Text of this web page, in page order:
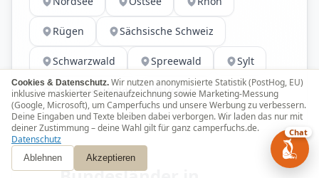
Rügen Sächsische Schweiz
Schwarzwald Spreewald Sylt
Thüringer Wald Usedom
BUNDESLÄNDER
Cookies & Datenschutz. Wir nutzen anonymisierte Statistik (PostHog, EU)
inklusive maskierter Seitenaufzeichnung sowie Marketing-Messung
(Google, Microsoft), um Camperfuchs und unsere Werbung zu verbessern.
Deine Eingaben und Texte bleiben dabei verborgen. Wir laden das nur mit
deiner Zustimmung – deine Wahl gilt für ganz camperfuchs.de.
Datenschutz
Ablehnen Akzeptieren
Chat